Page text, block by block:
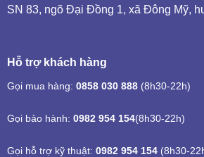
SN 83, ngõ Đại Đồng 1, xã Đông Mỹ,
Hỗ trợ khách hàng
Gọi mua hàng: 0858 030 888(8h30-22h)
Gọi bảo hành: 0982 954 154(8h30-22h)
Gọi hỗ trợ kỹ thuật: 0982 954 154 (8h30-